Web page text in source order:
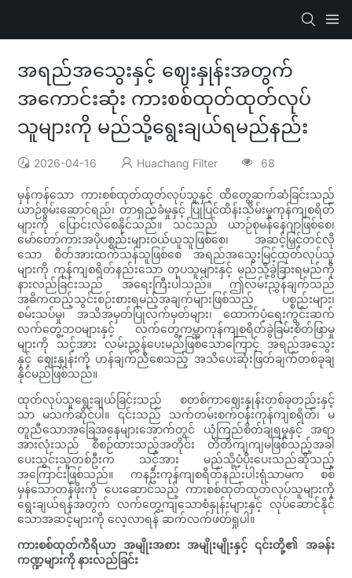
အရည်အသွေးနှင့် ဈေးနှုန်းအတွက်
အကောင်းဆုံး ကားစစ်ထုတ်ထုတ်လုပ်
သူများကို မည်သို့ရွေးချယ်ရမည်နည်း
2026-04-16 Huachang Filter 68
မှန်ကန်သော ကားစစ်ထုတ်ထုတ်လုပ်သူနှင့် ထိတွေ့ဆက်ဆံခြင်းသည်
ယာဉ်စွမ်းဆောင်ရည်၊ တာရှည်ခံမှုနှင့် ပြုပြင်ထိန်းသိမ်းမှုကုန်ကျစရိတ်
များကို ပြောင်းလဲစေနိုင်သည်။ သင်သည် ယာဉ်စုမန်နေဂျာဖြစ်စေ၊
မော်တော်ကားအပိုပစ္စည်းများဝယ်ယူသူဖြစ်စေ၊ အဆင့်မြှင့်တင်လို
သော စိတ်အားထက်သန်သူဖြစ်စေ အရည်အသွေးမြင့်ထုတ်လုပ်သူ
များကို ကုန်ကျစရိတ်နည်းသော တုပသူများနှင့် မည်သို့ခွဲခြားရမည်ကို
နားလည်ခြင်းသည် အရေးကြီးပါသည်။ ဤလမ်းညွှန်ချက်သည်
အဓိကထည့်သွင်းစဉ်းစားရမည့်အချက်များဖြစ်သည့် ပစ္စည်းများ၊
စမ်းသပ်မှု၊ အသိအမှတ်ပြုလက်မှတ်များ၊ ထောက်ပံ့ရေးကွင်းဆက်
လက်တွေ့ဘဝများနှင့် လက်တွေ့ကမ္ဘာကုန်ကျစရိတ်ခွဲခြမ်းစိတ်ဖြာမှု
များကို သင့်အား လမ်းညွှန်ပေးမည်ဖြစ်သောကြောင့် အရည်အသွေး
နှင့် ဈေးနှုန်းကို ဟန်ချက်ညီစေသည့် အသိပေးဆုံးဖြတ်ချက်တစ်ခုချ
နိုင်မည်ဖြစ်သည်။
ထုတ်လုပ်သူရွေးချယ်ခြင်းသည် စတစ်ကာဈေးနှုန်းတစ်ခုတည်းနှင့်
သာ မသက်ဆိုင်ပါ။ ၎င်းသည် သက်တမ်းစက်ဝန်းကုန်ကျစရိတ်၊ မ
တူညီသောအခြေအနေများအောက်တွင် ယုံကြည်စိတ်ချရမှုနှင့် အရာ
အားလုံးသည် စီစဉ်ထားသည့်အတိုင်း တိတိကျကျမဖြစ်သည့်အခါ
ပေးသွင်းသူတစ်ဦးက သင့်အား မည်သို့ပံ့ပိုးပေးသည်ဆိုသည့်
အကြောင်းဖြစ်သည်။ ကနဦးကုန်ကျစရိတ်နည်းပါးရုံသာမက စစ်
မှန်သောတန်ဖိုးကို ပေးဆောင်သည့် ကားစစ်ထုတ်ထုတ်လုပ်သူများကို
ရွေးချယ်ရန်အတွက် လက်တွေ့ကျသောစံနှုန်းများနှင့် လုပ်ဆောင်နိုင်
သောအဆင့်များကို လေ့လာရန် ဆက်လက်ဖတ်ရှုပါ။
ကားစစ်ထုတ်ကိရိယာ အမျိုးအစား အမျိုးမျိုးနှင့် ၎င်းတို့၏ အခန်း
ကဏ္ဍများကို နားလည်ခြင်း